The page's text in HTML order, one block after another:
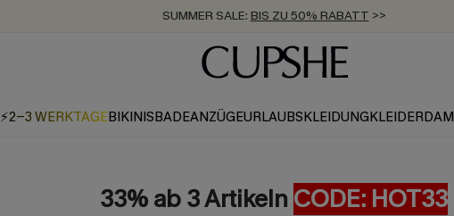
SUMMER SALE: BIS ZU 50% RABATT >>
ZUM NEWSLETTER:BIS ZU -20% EXTRA ERHALTEN
KOSTENLOSER VERSAND AB 89 €
⚡2-3 WERKTAGEBIKINISBADEANZÜGEURLAUBSKLEIDUNGKLEIDER
33% ab 3 Artikeln CODE: HOT33